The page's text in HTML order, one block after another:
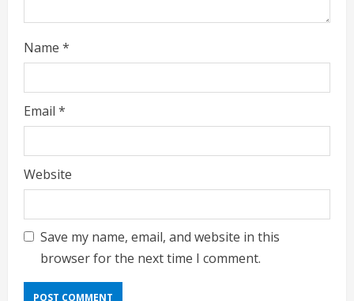
Name *
Email *
Website
Save my name, email, and website in this
browser for the next time I comment.